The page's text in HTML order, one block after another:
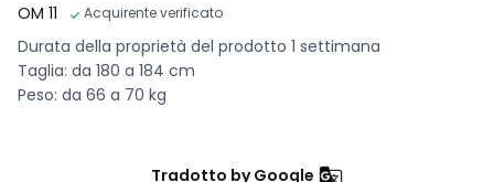
OM 11
Acquirente verificato
Durata della proprietà del prodotto 1 settimana
Taglia: da 180 a 184 cm
Peso: da 66 a 70 kg
Tradotto by Google